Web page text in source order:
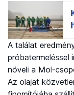
A találat
próbatermeléssel
növeli a Mol-
Az olajat